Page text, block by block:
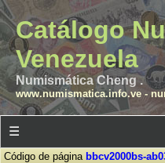
Catálogo
Venezuela
Numismática Cheng .
www.numismatica.info.ve-
☰
Código de página bbcv2000bs-